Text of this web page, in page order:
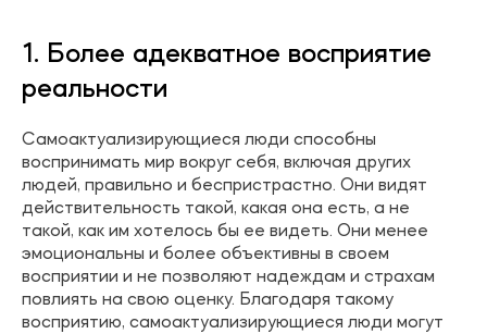
1. Более адекватное восприятие
реальности
Самоактуализирующиеся люди способны
воспринимать мир вокруг себя, включая других
людей, правильно и беспристрастно. Они видят
действительность такой, какая она есть, а не
такой, как им хотелось бы ее видеть. Они менее
эмоциональны и более объективны в своем
восприятии и не позволяют надеждам и страхам
повлиять на свою оценку. Благодаря такому
восприятию, самоактуализирующиеся люди могут